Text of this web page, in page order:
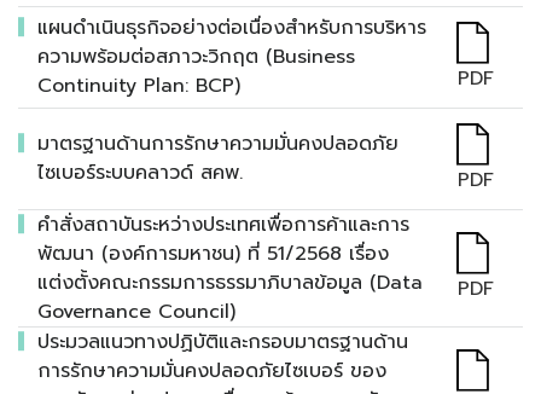
แผนดำเนินธุรกิจอย่างต่อเนื่องสำหรับการบริหาร
ความพร้อมต่อสภาวะวิกฤต (Business
Continuity Plan: BCP)
PDF
มาตรฐานด้านการรักษาความมั่นคงปลอดภัย
ไซเบอร์ระบบคลาวด์ สคพ.
PDF
คำสั่งสถาบันระหว่างประเทศเพื่อการค้าและการ
พัฒนา (องค์การมหาชน) ที่ 51/2568 เรื่อง
แต่งตั้งคณะกรรมการธรรมาภิบาลข้อมูล (Data
Governance Council)
PDF
ประมวลแนวทางปฏิบัติและกรอบมาตรฐานด้าน
การรักษาความมั่นคงปลอดภัยไซเบอร์ ของ